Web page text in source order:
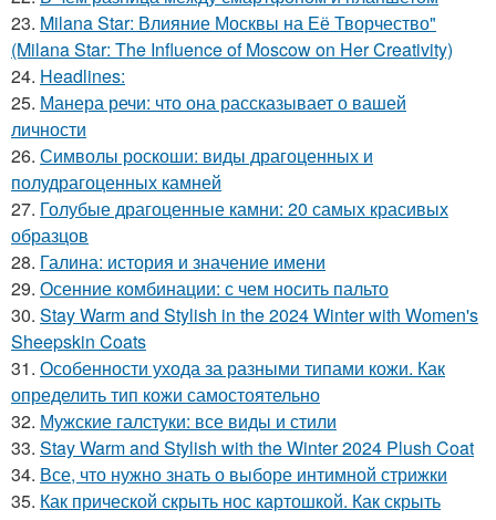
23. Milana Star: Влияние Москвы на Её Творчество"
(Milana Star: The Influence of Moscow on Her Creativity)
24. Headlines:
25. Манера речи: что она рассказывает о вашей
личности
26. Символы роскоши: виды драгоценных и
полудрагоценных камней
27. Голубые драгоценные камни: 20 самых красивых
образцов
28. Галина: история и значение имени
29. Осенние комбинации: с чем носить пальто
30. Stay Warm and Stylish in the 2024 Winter with Women's
Sheepskin Coats
31. Особенности ухода за разными типами кожи. Как
определить тип кожи самостоятельно
32. Мужские галстуки: все виды и стили
33. Stay Warm and Stylish with the Winter 2024 Plush Coat
34. Все, что нужно знать о выборе интимной стрижки
35. Как прической скрыть нос картошкой. Как скрыть